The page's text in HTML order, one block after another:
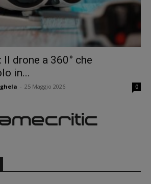
drone a 360° che
in...
25 Maggio 2026 0